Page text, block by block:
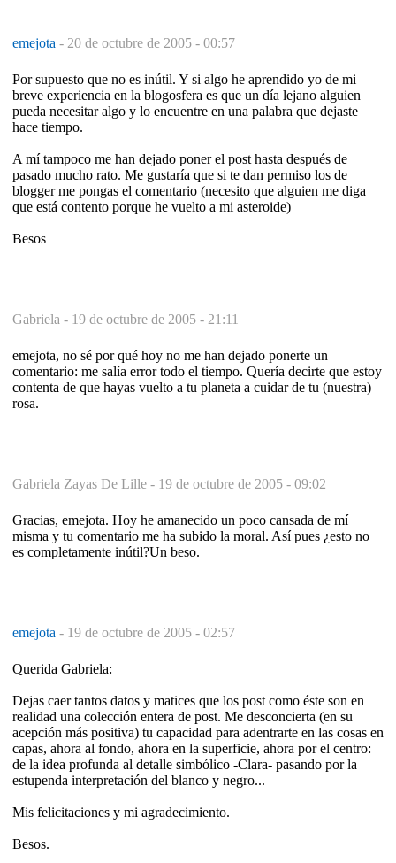
emejota - 20 de octubre de 2005 - 00:57
Por supuesto que no es inútil. Y si algo he aprendido yo de mi
breve experiencia en la blogosfera es que un día lejano alguien
pueda necesitar algo y lo encuentre en una palabra que dejaste
hace tiempo.
A mí tampoco me han dejado poner el post hasta después de
pasado mucho rato. Me gustaría que si te dan permiso los de
blogger me pongas el comentario (necesito que alguien me diga
que está contento porque he vuelto a mi asteroide)
Besos
Gabriela - 19 de octubre de 2005 - 21:11
emejota, no sé por qué hoy no me han dejado ponerte un
comentario: me salía error todo el tiempo. Quería decirte que estoy
contenta de que hayas vuelto a tu planeta a cuidar de tu (nuestra)
rosa.
Gabriela Zayas De Lille - 19 de octubre de 2005 - 09:02
Gracias, emejota. Hoy he amanecido un poco cansada de mí
misma y tu comentario me ha subido la moral. Así pues ¿esto no
es completamente inútil?Un beso.
emejota - 19 de octubre de 2005 - 02:57
Querida Gabriela:
Dejas caer tantos datos y matices que los post como éste son en
realidad una colección entera de post. Me desconcierta (en su
acepción más positiva) tu capacidad para adentrarte en las cosas en
capas, ahora al fondo, ahora en la superficie, ahora por el centro:
de la idea profunda al detalle simbólico -Clara- pasando por la
estupenda interpretación del blanco y negro...
Mis felicitaciones y mi agradecimiento.
Besos.